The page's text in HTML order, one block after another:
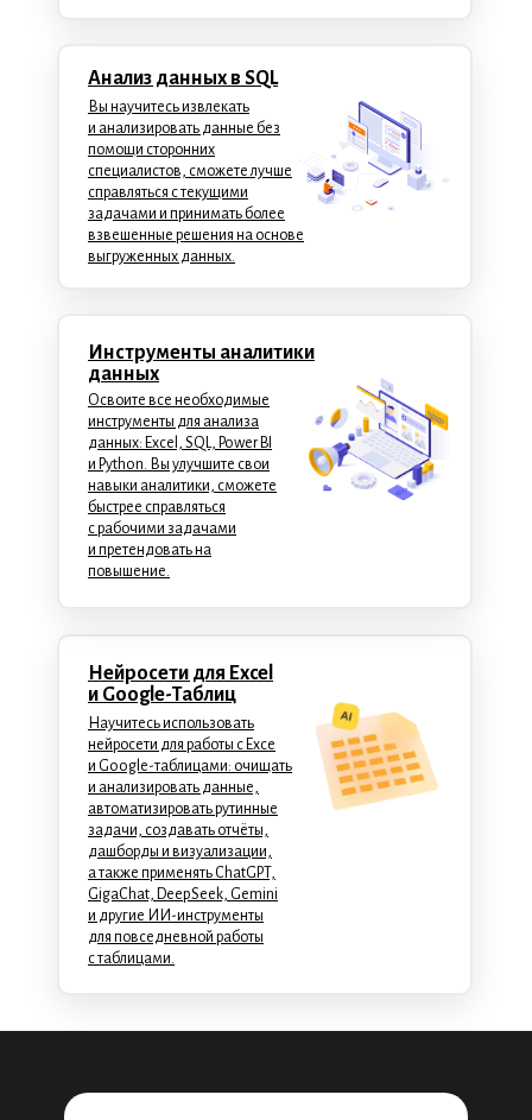
Научитесь использовать
нейросети для работы с Exce
и Google-таблицами: очищать
и анализировать данные,
автоматизировать рутинные
задачи, создавать отчёты,
дашборды и визуализации,
а также применять ChatGPT,
GigaChat, DeepSeek, Gemini
и другие ИИ-инструменты
для повседневной работы
с таблицами.
Нейросети для Excel
и Google-Таблиц
Анализ данных в SQL
Вы научитесь извлекать
и анализировать данные без
помощи сторонних
специалистов, сможете лучше
справляться с текущими
задачами и принимать более
взвешенные решения на основе
выгруженных данных.
Инструменты аналитики
данных
Освоите все необходимые
инструменты для анализа
данных: Excel, SQL, Power BI
и Python. Вы улучшите свои
навыки аналитики, сможете
быстрее справляться
с рабочими задачами
и претендовать на
повышение.